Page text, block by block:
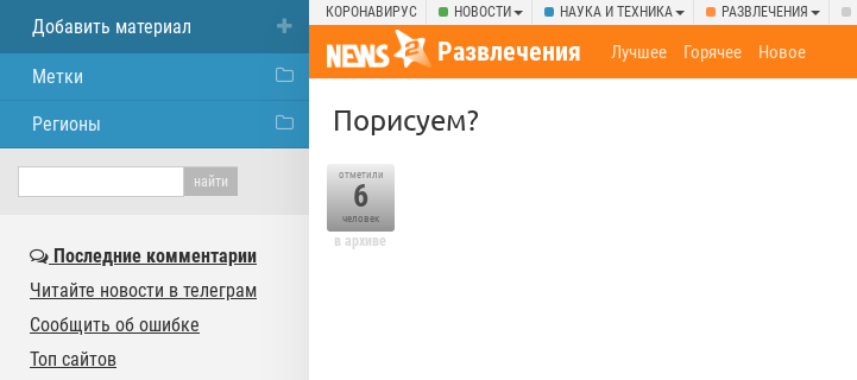
КОРОНАВИРУС НОВОСТИ НАУКА И ТЕХНИКА РАЗВЛЕЧЕНИЯ
Развлечения Лучшее Горячее Новое
Порисуем?
отметили
6
человек
в архиве
Добавить материал
Метки
Регионы
Последние комментарии
Читайте новости в телеграм
Сообщить об ошибке
Топ сайтов